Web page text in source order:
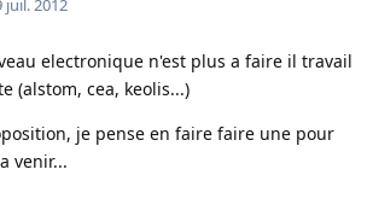
juil. 2012
electronique n'est plus a faire il travail
(alstom, cea, keolis...)
je pense en faire faire une pour
venir...